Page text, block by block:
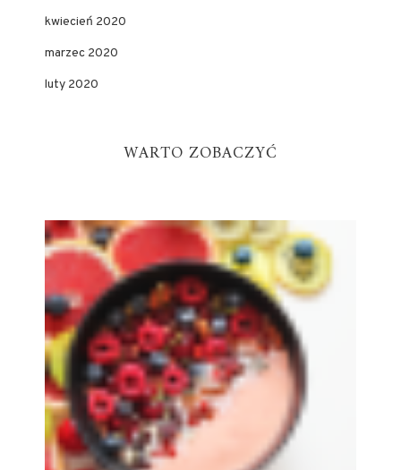
kwiecień 2020
marzec 2020
luty 2020
WARTO ZOBACZYĆ